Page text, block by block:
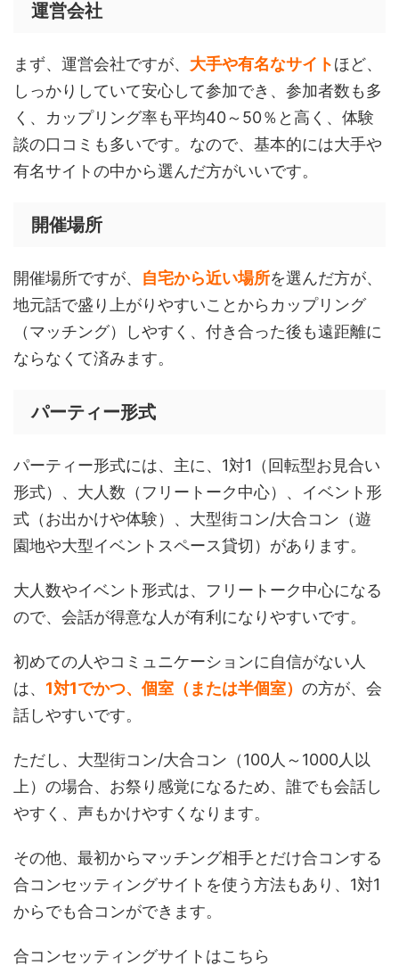
運営会社
まず、運営会社ですが、 大手や有名なサイトほど、
しっかりしていて安心して参加でき、参加者数も多
く、カップリング率も平均40～50％と高く、体験
談の口コミも多いです。なので、基本的には大手や
有名サイトの中から選んだ方がいいです。
開催場所
開催場所ですが、 自宅から近い場所を選んだ方が、
地元話で盛り上がりやすいことからカップリング
（マッチング）しやすく、付き合った後も遠距離に
ならなくて済みます。
パーティー形式
パーティー形式には、主に、1対1（回転型お見合い
形式）、大人数（フリートーク中心）、イベント形
式（お出かけや体験）、大型街コン/大合コン（遊
園地や大型イベントスペース貸切）があります。
大人数やイベント形式は、フリートーク中心になる
ので、会話が得意な人が有利になりやすいです。
初めての人やコミュニケーションに自信がない人
は、 1対1でかつ、個室（または半個室） の方が、会
話しやすいです。
ただし、大型街コン/大合コン（100人～1000人以
上）の場合、お祭り感覚になるため、誰でも会話し
やすく、声もかけやすくなります。
その他、最初からマッチング相手とだけ合コンする
合コンセッティングサイトを使う方法もあり、1対1
からでも合コンができます。
合コンセッティングサイトはこちら